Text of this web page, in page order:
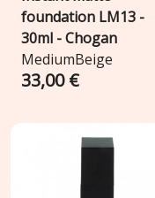
foundation LM13 -
30ml - Chogan
MediumBeige
33,00 €